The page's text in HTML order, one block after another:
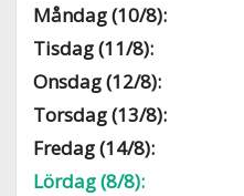
Måndag (10/8):
Tisdag (11/8):
Onsdag (12/8):
Torsdag (13/8):
Fredag (14/8):
Lördag (8/8):